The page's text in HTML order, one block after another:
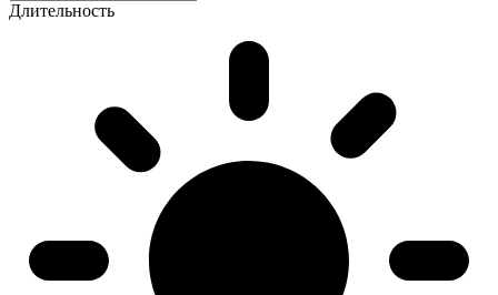
Длительность